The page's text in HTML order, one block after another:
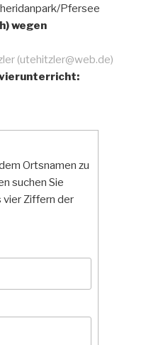
Pfersee
wegen
(utehitzler@web.de)
Ortsnamen zu
suchen Sie
vier Ziffern der